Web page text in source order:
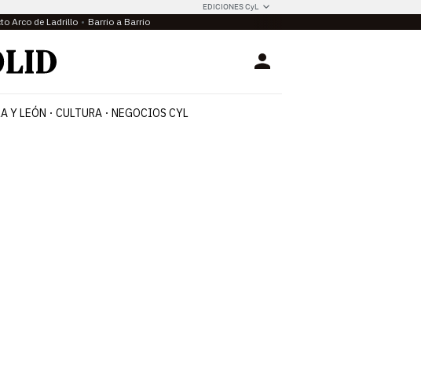
EDICIONES CyL
Arco de Ladrillo Barrio a Barrio
Login
Y LEÓN CULTURA NEGOCIOS CYL